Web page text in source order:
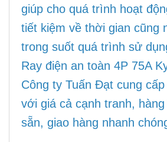
giúp cho quá trình hoạt
tiết kiệm về thời gian cũng
trong suốt quá trình sử
Ray điện an toàn 4P 75A
Công ty Tuấn Đạt cung
với giá cả cạnh tranh,
sẵn, giao hàng nhanh